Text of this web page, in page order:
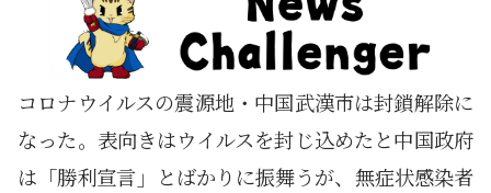
コロナウイルスの震源地・中国武漢市は封鎖解除に
なった。表向きはウイルスを封じ込めたと中国政府
は「勝利宣言」とばかりに振舞うが、無症状感染者